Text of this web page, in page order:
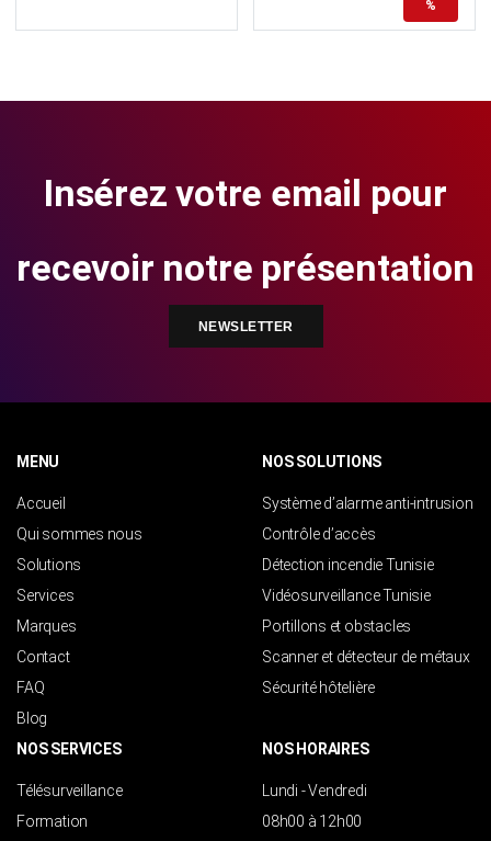
%
Insérez votre email pour
recevoir notre présentation
NEWSLETTER
MENU
Accueil
Qui sommes nous
Solutions
Services
Marques
Contact
FAQ
Blog
NOS SOLUTIONS
Système d’alarme anti-intrusion
Contrôle d’accès
Détection incendie Tunisie
Vidéosurveillance Tunisie
Portillons et obstacles
Scanner et détecteur de métaux
Sécurité hôtelière
NOS SERVICES
Télésurveillance
Formation
NOS HORAIRES
Lundi - Vendredi
08h00 à 12h00